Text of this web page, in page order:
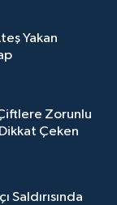
Yakan
Zorunlu
Çeken
Saldırısında